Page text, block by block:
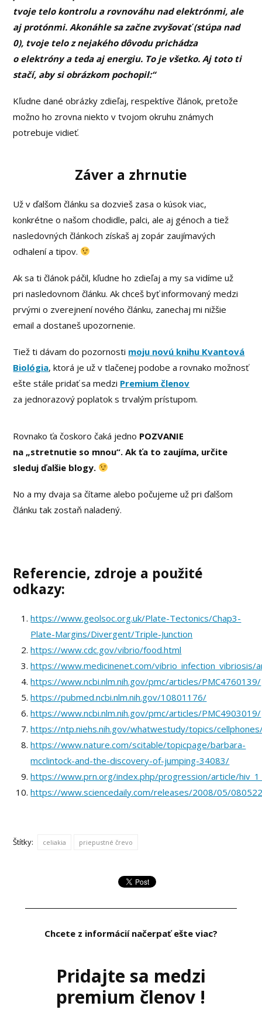
tvoje telo kontrolu a rovnováhu nad elektrónmi, ale
aj protónmi. Akonáhle sa začne zvyšovať (stúpa nad
0), tvoje telo z nejakého dôvodu prichádza
o elektróny a teda aj energiu. To je všetko. Aj toto ti
stačí, aby si obrázkom pochopil:“
Kľudne dané obrázky zdieľaj, respektíve článok, pretože
možno ho zrovna niekto v tvojom okruhu známych
potrebuje vidieť.
Záver a zhrnutie
Už v ďalšom článku sa dozvieš zasa o kúsok viac,
konkrétne o našom chodidle, palci, ale aj génoch a tiež
nasledovných článkoch získaš aj zopár zaujímavých
odhalení a tipov.
Ak sa ti článok páčil, kľudne ho zdieľaj a my sa vidíme už
pri nasledovnom článku. Ak chceš byť informovaný medzi
prvými o zverejnení nového článku, zanechaj mi nižšie
email a dostaneš upozornenie.
Tiež ti dávam do pozornosti moju novú knihu Kvantová
Biológia, ktorá je už v tlačenej podobe a rovnako možnosť
ešte stále pridať sa medzi Premium členov
za jednorazový poplatok s trvalým prístupom.
Rovnako ťa čoskoro čaká jedno POZVANIE
na „stretnutie so mnou“. Ak ťa to zaujíma, určite
sleduj ďalšie blogy.
No a my dvaja sa čítame alebo počujeme už pri ďalšom
článku tak zostaň naladený.
Referencie, zdroje a použité
odkazy:
https://www.geolsoc.org.uk/Plate-Tectonics/Chap3-
Plate-Margins/Divergent/Triple-Junction
https://www.cdc.gov/vibrio/food.html
https://www.medicinenet.com/vibrio_infection_vibriosis/
https://www.ncbi.nlm.nih.gov/pmc/articles/PMC4760139/
https://pubmed.ncbi.nlm.nih.gov/10801176/
https://www.ncbi.nlm.nih.gov/pmc/articles/PMC4903019/
https://ntp.niehs.nih.gov/whatwestudy/topics/
https://www.nature.com/scitable/topicpage/barbara-
mcclintock-and-the-discovery-of-jumping-34083/
https://www.prn.org/index.php/progression/article/
https://www.sciencedaily.com/releases/2008/05/
Štítky: celiakia priepustné črevo
Chcete z informácií načerpať ešte viac?
Pridajte sa medzi
premium členov !